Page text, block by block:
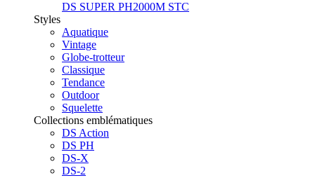
DS SUPER PH2000M STC
Styles
Aquatique
Vintage
Globe-trotteur
Classique
Tendance
Outdoor
Squelette
Collections emblématiques
DS Action
DS PH
DS-X
DS-2